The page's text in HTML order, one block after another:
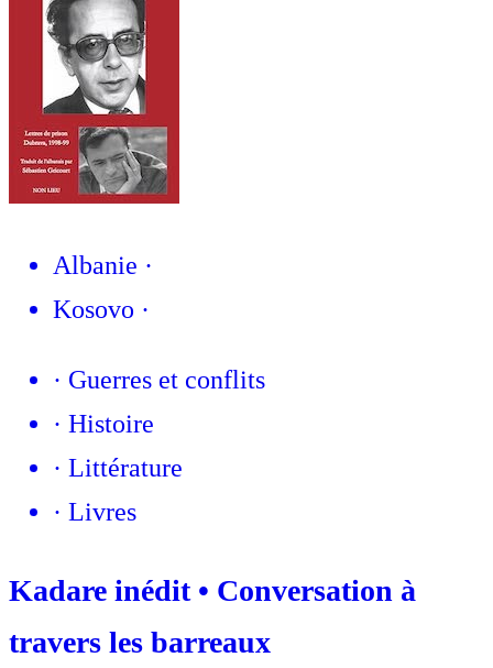
Albanie ·
Kosovo ·
· Guerres et conflits
· Histoire
· Littérature
· Livres
Kadare inédit • Conversation à
travers les barreaux